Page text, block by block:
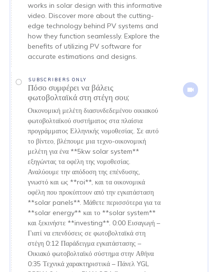
works in solar design with this informative
video. Discover more about the cutting-
edge technology behind PV systems and
how they function seamlessly. Explore the
benefits of utilizing PV software for
accurate estimations and designs.
SUBSCRIBERS ONLY
Πόσο συμφέρει να βάλεις
φωτοβολταϊκά στη στέγη σου;
Οικονομική μελέτη διασυνδεδεμένου οικιακού
φωτοβολταϊκού συστήματος στα πλαίσια
προγράμματος Ελληνικής νομοθεσίας. Σε αυτό
το βίντεο, βλέπουμε μια τεχνο-οικονομική
μελέτη για ένα **5kw solar system**
εξηγώντας τα οφέλη της νομοθεσίας.
Αναλύουμε την απόδοση της επένδυσης,
γνωστό και ως **roi**, και τα οικονομικά
οφέλη που προκύπτουν από την εγκατάσταση
**solar panels**. Μάθετε περισσότερα για τα
**solar energy** και το **solar system**
και ξεκινήστε **investing**. 0:00 Εισαγωγή –
Γιατί να επενδύσεις σε φωτοβολταϊκά στη
στέγη 0:12 Παράδειγμα εγκατάστασης –
Οικιακό φωτοβολταϊκό σύστημα στην Αθήνα
0:35 Τεχνικά χαρακτηριστικά – Πάνελ YGL